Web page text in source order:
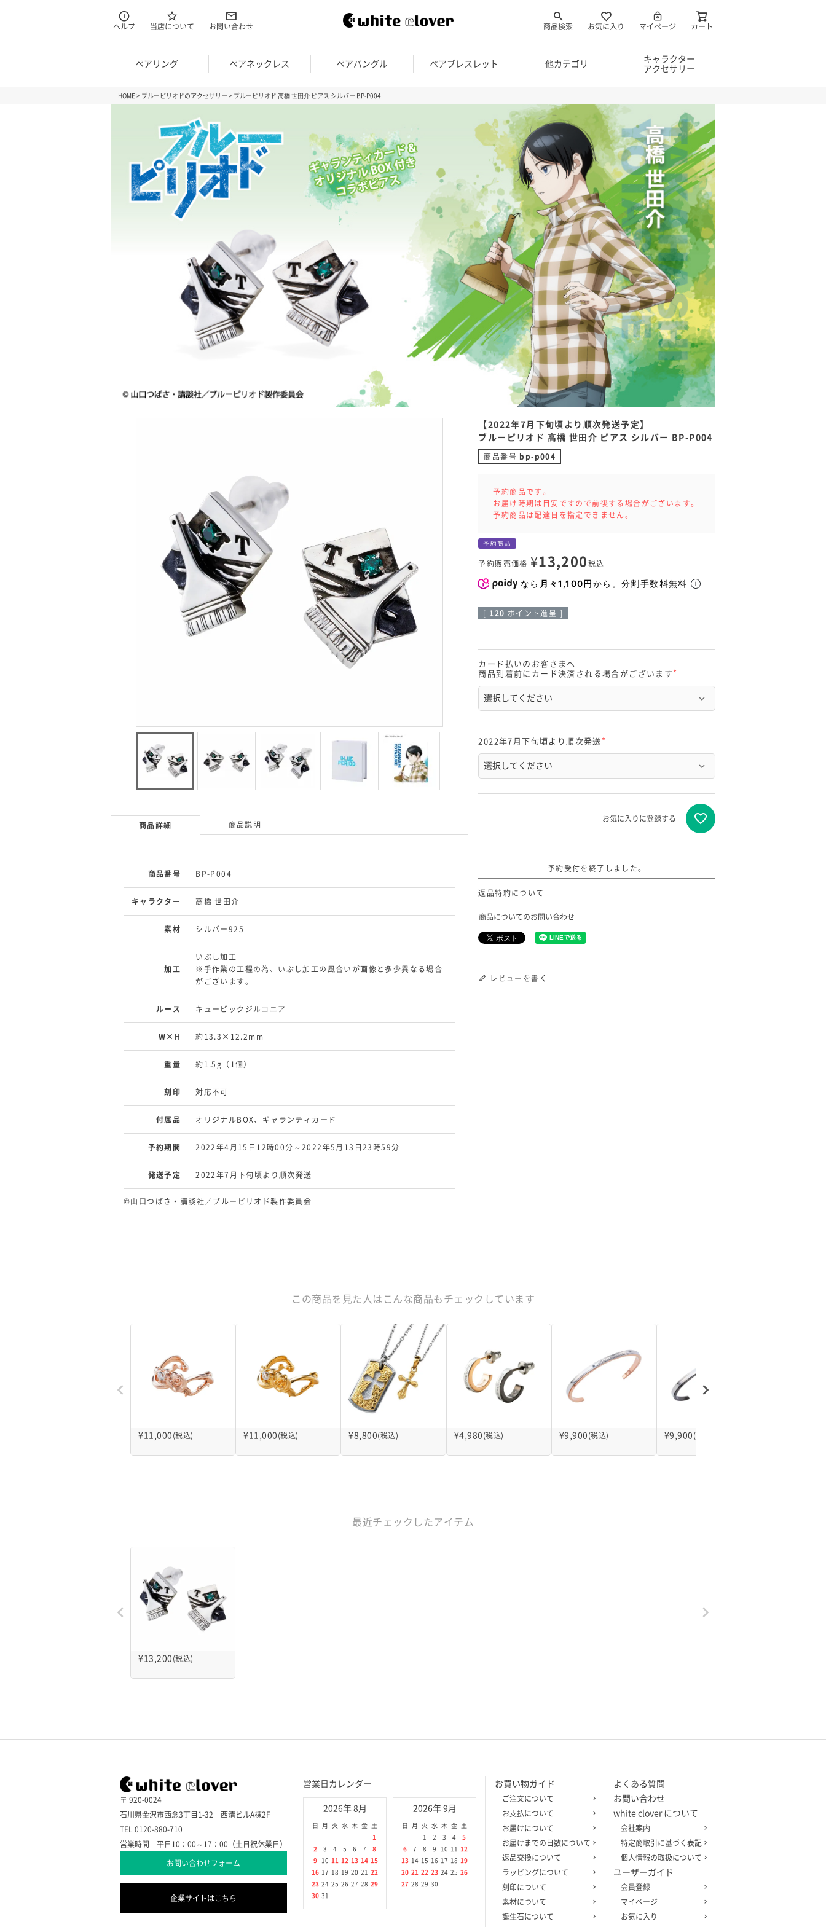
ヘルプ 当店について お問い合わせ 商品検索 お気に入り マイページ カート
ペアリング ペアネックレス ペアバングル ペアブレスレット 他カテゴリ
キャラクター
アクセサリー
HOME ブルーピリオドのアクセサリー ブルーピリオド 高橋 世田介 ピアス シルバー BP-P004
商品詳細 商品説明
商品番号 BP-P004
キャラクター 高橋 世田介
素材 シルバー925
加工
いぶし加工
※手作業の工程の為、いぶし加工の風合いが画像と多少異なる場合
がございます。
ルース キュービックジルコニア
W×H 約13.3×12.2mm
重量 約1.5g（1個）
刻印 対応不可
付属品 オリジナルBOX、ギャランティカード
予約期間 2022年4月15日12時00分～2022年5月13日23時59分
発送予定 2022年7月下旬頃より順次発送
©山口つばさ・講談社／ブルーピリオド製作委員会
【2022年7月下旬頃より順次発送予定】
ブルーピリオド 高橋 世田介 ピアス シルバー BP-P004
商品番号 bp-p004
予約商品です。
お届け時期は目安ですので前後する場合がございます。
予約商品は配達日を指定できません。
予約商品
予約販売価格 ¥13,200 税込
なら 月々1,100円から。分割手数料無料
[ 120 ポイント進呈 ]
カード払いのお客さまへ
商品到着前にカード決済される場合がございます
)
2022年7月下旬頃より順次発送
)
お気に入りに登録する
予約受付を終了しました。
返品特約について
商品についてのお問い合わせ
レビューを書く
この商品を見た人はこんな商品もチェックしています
¥11,000 (税込) ¥11,000 (税込) ¥8,800(税込) ¥4,980 (税込) ¥9,900 (税込) ¥9,900 (税込)
最近チェックしたアイテム
¥13,200 (税込)
〒 920-0024
石川県金沢市西念3丁目1-32 西清ビルA棟2F
TEL 0120-880-710
営業時間 平日10：00～17：00（土日祝休業日）
お問い合わせフォーム
企業サイトはこちら
営業日カレンダー
2026年 8月
日 月 火 水 木 金
土
1
2
3 4 5 6 7
8
9
10 11 12 13 14 15
16 17 18 19 20 21
22
23 24 25 26 27 28 29
30 31
2026年 9月
日 月 火 水 木 金
土
1
2 3 4
5
6
7 8 9 10 11
12
13 14 15 16 17 18 19
20 21 22 23 24 25 26
27 28 29 30
お買い物ガイド
ご注文について
お支払について
お届けについて
お届けまでの日数について
返品交換について
ラッピングについて
刻印について
素材について
誕生石について
よくある質問
お問い合わせ
white clover について
会社案内
特定商取引に基づく表記
個人情報の取扱について
ユーザーガイド
会員登録
マイページ
お気に入り